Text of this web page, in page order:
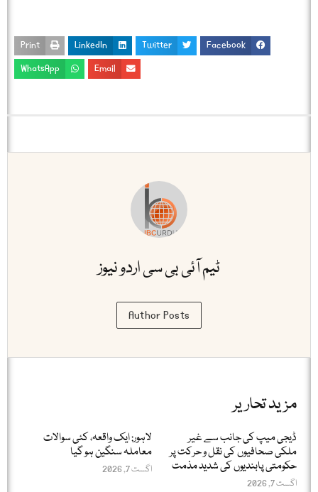
Facebook
Twitter
LinkedIn
Print
Email
WhatsApp
ٹیم آئی بی سی اردو نیوز
Author Posts
مزید تحاریر
ڈیجی میپ کی جانب سے غیر
ملکی صحافیوں کی نقل و حرکت پر
حکومتی پابندیوں کی شدید مذمت
اگست 7, 2026
لاہور: ایک واقعہ، کئی سوالات
معاملہ سنگین ہو گیا
اگست 7, 2026